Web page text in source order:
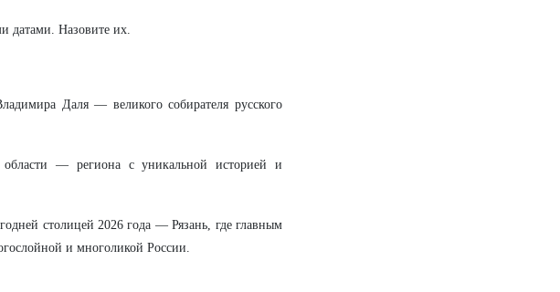
датами. Назовите их.
Даля — великого собирателя русского
области — региона с уникальной историей и
столицей 2026 года — Рязань, где главным
и многоликой России.